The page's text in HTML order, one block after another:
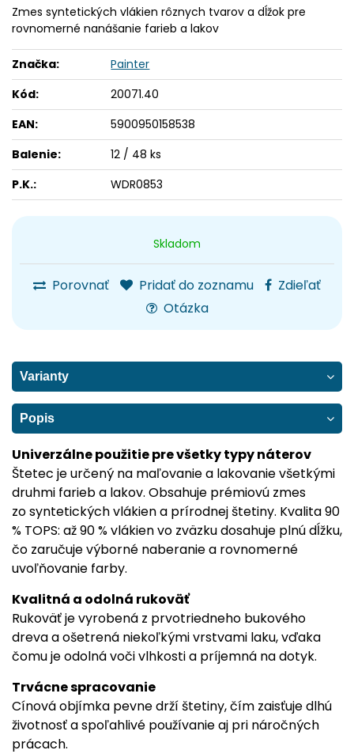
Skladom
Porovnať Pridať do zoznamu
Zdieľať
Otázka
Zmes syntetických vlákien rôznych tvarov a dĺžok pre
rovnomerné nanášanie farieb a lakov
Značka:
Painter
Kód:
20071.40
EAN:
5900950158538
Balenie:
12 / 48 ks
P.K.:
WDR0853
Varianty
Popis
Univerzálne použitie pre všetky typy náterov
Štetec je určený na maľovanie a lakovanie všetkými
druhmi farieb a lakov. Obsahuje prémiovú zmes
zo syntetických vlákien a prírodnej štetiny. Kvalita 90
% TOPS: až 90 % vlákien vo zväzku dosahuje plnú dĺžku,
čo zaručuje výborné naberanie a rovnomerné
uvoľňovanie farby.
Kvalitná a odolná rukoväť
Rukoväť je vyrobená z prvotriedneho bukového
dreva a ošetrená niekoľkými vrstvami laku, vďaka
čomu je odolná voči vlhkosti a príjemná na dotyk.
Trvácne spracovanie
Cínová objímka pevne drží štetiny, čím zaisťuje dlhú
životnosť a spoľahlivé používanie aj pri náročných
prácach.